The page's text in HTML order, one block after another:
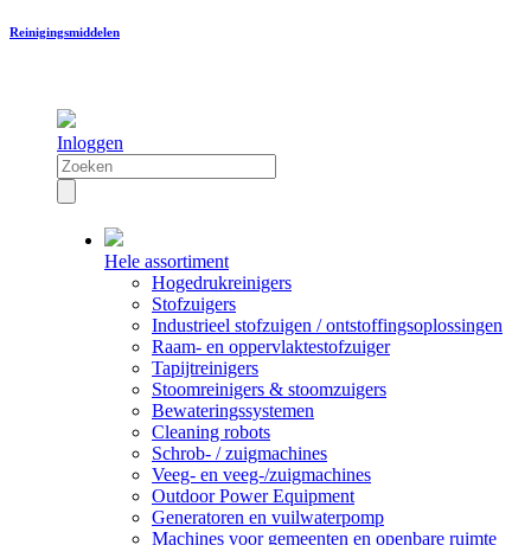
Reinigingsmiddelen
Inloggen
Hele assortiment
Hogedrukreinigers
Stofzuigers
Industrieel stofzuigen / ontstoffingsoplossingen
Raam- en oppervlaktestofzuiger
Tapijtreinigers
Stoomreinigers & stoomzuigers
Bewateringssystemen
Cleaning robots
Schrob- / zuigmachines
Veeg- en veeg-/zuigmachines
Outdoor Power Equipment
Generatoren en vuilwaterpomp
Machines voor gemeenten en openbare ruimte